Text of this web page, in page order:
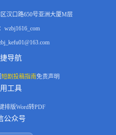
汉口路650号亚洲大厦M层
wzbj1616_com
导航
短剧投稿指南免责声明
工具
排版Word转PDF
公众号